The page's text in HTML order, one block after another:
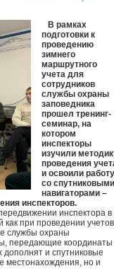
В рамках
подготовки к
проведению
зимнего
маршрутного
учета для
сотрудников
службы охраны
заповедника
прошел тренинг-
семинар, на
котором
инспекторы
изучили
проведения
и освоили работу
со спутниковыми
навигаторами –
инспекторов.
инспектора в
при проведении учетов
службы охраны
передающие координаты
дополнят и спутниковые
местонахождения, но и